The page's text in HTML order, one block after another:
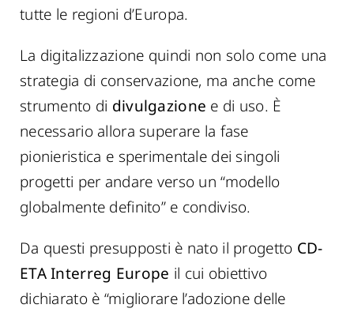
tutte le regioni d’Europa.
La digitalizzazione quindi non solo come una
strategia di conservazione, ma anche come
strumento di divulgazione e di uso. È
necessario allora superare la fase
pionieristica e sperimentale dei singoli
progetti per andare verso un “modello
globalmente definito” e condiviso.
Da questi presupposti è nato il progetto CD-
ETA Interreg Europe il cui obiettivo
dichiarato è “migliorare l’adozione delle